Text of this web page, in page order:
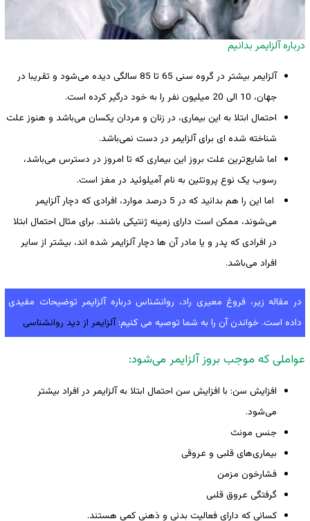
درباره آلزایمر بدانیم
آلزایمر بیشتر در گروه سنی 65 تا 85 سالگی دیده می‌شود و تقریبا در
جهان، 10 الی 20 میلیون نفر را به خود درگیر کرده است.
احتمال ابتلا به این بیماری، در زنان و مردان یکسان می‌باشد و هنوز علت
شناخته شده ای برای آلزایمر در دست نمی‌باشد.
اما شایع‌ترین علت بروز این بیماری که تا امروز در دسترس می‌باشد،
رسوب یک نوع پروتئین به نام آمیلوئید در مغز است.
اما این را هم بدانید که در 5 درصد موارد، افرادی که دچار آلزایمر
می‌شوند، ممکن است دارای زمینه ژنتیکی باشند. برای مثال احتمال ابتلا
در افرادی که پدر و یا مادر آن ها دچار آلزایمر شده اند، بیشتر از سایر
افراد می‌باشد.
در مقاله زیر، فروغ معیری راد، روانشناس درباره آلزایمر توضیحات مفیدی
داده است. خواندن آن را به شما توصیه می کنیم:آلزایمر از دید روانشناسی
عواملی که موجب بروز آلزایمر می‌شود:
افزایش سن: با افزایش سن احتمال ابتلا به آلزایمر در افراد بیشتر
می‌شود.
جنس مونث
بیماری‌های قلبی و عروقی
فشارخون مزمن
گرفتگی عروق قلبی
کسانی که دارای فعالیت بدنی و ذهنی کمی هستند.